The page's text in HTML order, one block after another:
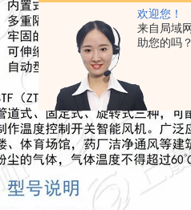
欢迎您！
来自局域
助您的吗？